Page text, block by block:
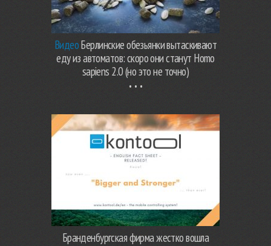
ВидеоБерлинские обезьянки вытаскивают
еду из автоматов: скоро они станут Homo
sapiens 2.0 (но это не точно)
Бранденбургская фирма жестко вошла